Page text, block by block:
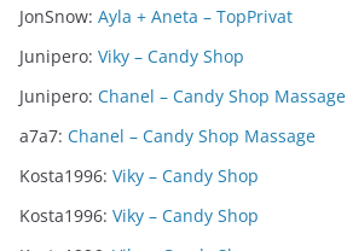
JonSnow: Ayla + Aneta – TopPrivat
Junipero: Viky – Candy Shop
Junipero: Chanel – Candy Shop Massage
a7a7: Chanel – Candy Shop Massage
Kosta1996: Viky – Candy Shop
Kosta1996: Viky – Candy Shop